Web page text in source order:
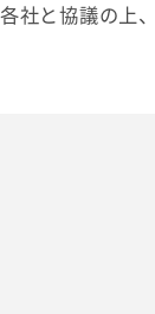
社と協議の上